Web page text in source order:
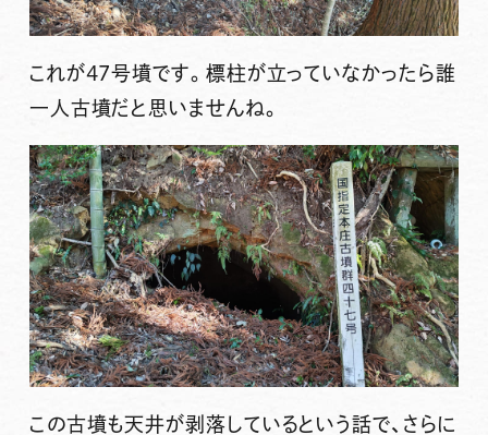
これが47号墳です。標柱が立っていなかったら誰
一人古墳だと思いませんね。
この古墳も天井が剥落しているという話で、さらに